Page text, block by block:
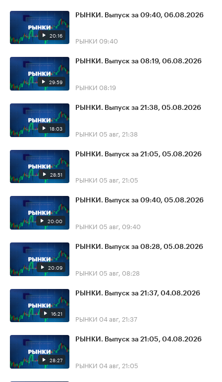
20:16
РЫНКИ. Выпуск за 09:40, 06.08.2026
РЫНКИ 09:40
29:59
РЫНКИ. Выпуск за 08:19, 06.08.2026
РЫНКИ 08:19
18:03
РЫНКИ. Выпуск за 21:38, 05.08.2026
РЫНКИ 05 авг, 21:38
28:51
РЫНКИ. Выпуск за 21:05, 05.08.2026
РЫНКИ 05 авг, 21:05
20:00
РЫНКИ. Выпуск за 09:40, 05.08.2026
РЫНКИ 05 авг, 09:40
20:09
РЫНКИ. Выпуск за 08:28, 05.08.2026
РЫНКИ 05 авг, 08:28
16:21
РЫНКИ. Выпуск за 21:37, 04.08.2026
РЫНКИ 04 авг, 21:37
28:27
РЫНКИ. Выпуск за 21:05, 04.08.2026
РЫНКИ 04 авг, 21:05